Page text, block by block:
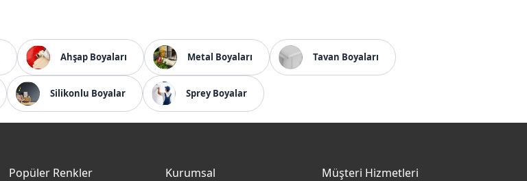
Ahşap Boyaları Metal Boyaları Tavan Boyaları
Silikonlu Boyalar Sprey Boyalar
Popüler Renkler Kurumsal Müşteri Hizmetleri